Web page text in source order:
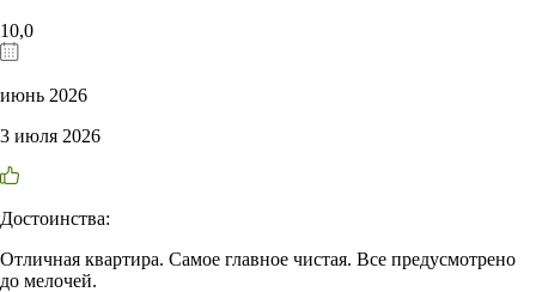
10,0
июнь 2026
3 июля 2026
Достоинства:
Отличная квартира. Самое главное чистая. Все предусмотрено
до мелочей.